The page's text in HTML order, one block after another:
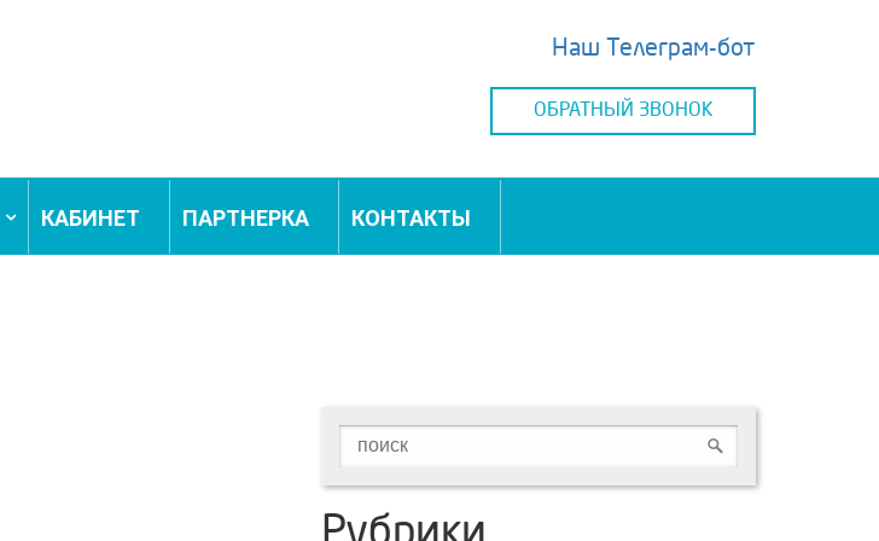
Наш Телеграм-бот
ОБРАТНЫЙ ЗВОНОК
КАБИНЕТ ПАРТНЕРКА КОНТАКТЫ